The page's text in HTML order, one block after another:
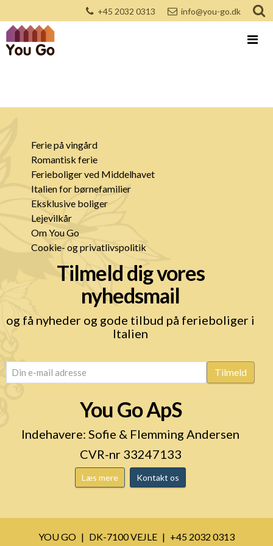
+45 2032 0313 info@you-go.dk
Ferie på vingård
Romantisk ferie
Ferieboliger ved Middelhavet
Italien for børnefamilier
Eksklusive boliger
Lejevilkår
Om You Go
Cookie- og privatlivspolitik
Tilmeld dig vores
nyhedsmail
og få nyheder og gode tilbud på ferieboliger i
Italien
email (Påkrævet) Tilmeld
You Go ApS
Indehavere: Sofie & Flemming Andersen
CVR-nr 33247133
Læs mere Kontakt os
YOU GO DK-7100 VEJLE
+45 2032 0313